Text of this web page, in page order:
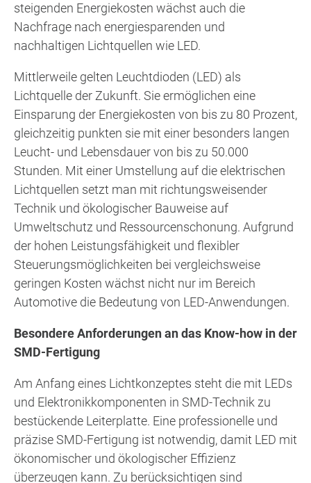
steigenden Energiekosten wächst auch die
Nachfrage nach energiesparenden und
nachhaltigen Lichtquellen wie LED.
Mittlerweile gelten Leuchtdioden (LED) als
Lichtquelle der Zukunft. Sie ermöglichen eine
Einsparung der Energiekosten von bis zu 80 Prozent,
gleichzeitig punkten sie mit einer besonders langen
Leucht- und Lebensdauer von bis zu 50.000
Stunden. Mit einer Umstellung auf die elektrischen
Lichtquellen setzt man mit richtungsweisender
Technik und ökologischer Bauweise auf
Umweltschutz und Ressourcenschonung. Aufgrund
der hohen Leistungsfähigkeit und flexibler
Steuerungsmöglichkeiten bei vergleichsweise
geringen Kosten wächst nicht nur im Bereich
Automotive die Bedeutung von LED-Anwendungen.
Besondere Anforderungen an das Know-how in der
SMD-Fertigung
Am Anfang eines Lichtkonzeptes steht die mit LEDs
und Elektronikkomponenten in SMD-Technik zu
bestückende Leiterplatte. Eine professionelle und
präzise SMD-Fertigung ist notwendig, damit LED mit
ökonomischer und ökologischer Effizienz
überzeugen kann. Zu berücksichtigen sind